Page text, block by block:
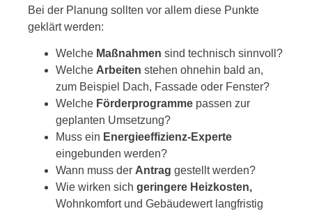
Bei der Planung sollten vor allem diese Punkte
geklärt werden:
Welche Maßnahmen sind technisch sinnvoll?
Welche Arbeiten stehen ohnehin bald an,
zum Beispiel Dach, Fassade oder Fenster?
Welche Förderprogramme passen zur
geplanten Umsetzung?
Muss ein Energieeffizienz-Experte
eingebunden werden?
Wann muss der Antrag gestellt werden?
Wie wirken sich geringere Heizkosten,
Wohnkomfort und Gebäudewert langfristig